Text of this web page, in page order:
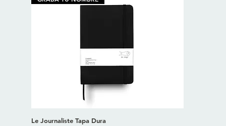
Le Journaliste Tapa Dura